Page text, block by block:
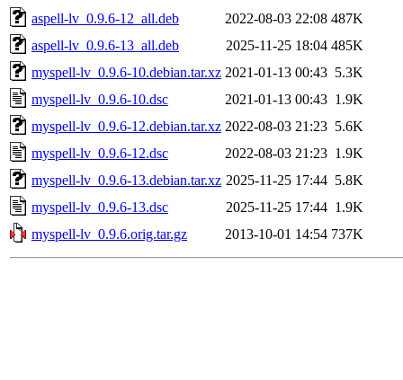
aspell-lv_0.9.6-12_all.deb
2022-08-03 22:08 487K
aspell-lv_0.9.6-13_all.deb
2025-11-25 18:04 485K
myspell-lv_0.9.6-10.debian.tar.xz 2021-01-13 00:43 5.3K
myspell-lv_0.9.6-10.dsc
2021-01-13 00:43 1.9K
myspell-lv_0.9.6-12.debian.tar.xz 2022-08-03 21:23 5.6K
myspell-lv_0.9.6-12.dsc
2022-08-03 21:23 1.9K
myspell-lv_0.9.6-13.debian.tar.xz 2025-11-25 17:44 5.8K
myspell-lv_0.9.6-13.dsc
2025-11-25 17:44 1.9K
myspell-lv_0.9.6.orig.tar.gz
2013-10-01 14:54 737K